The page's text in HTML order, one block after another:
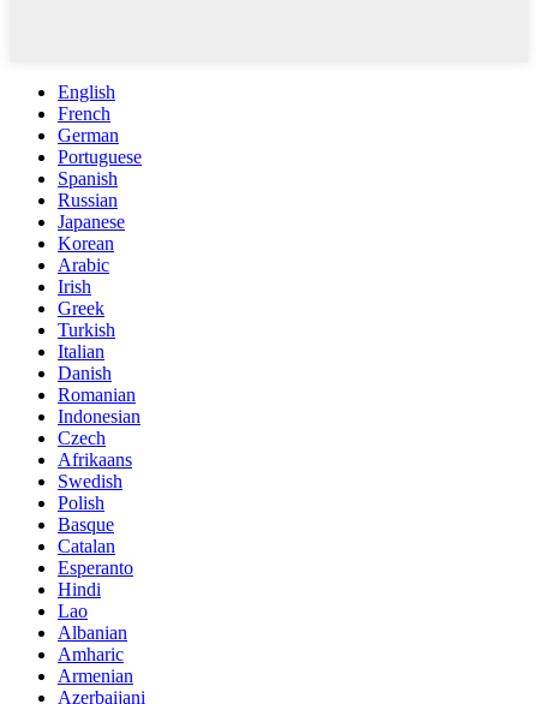
English
French
German
Portuguese
Spanish
Russian
Japanese
Korean
Arabic
Irish
Greek
Turkish
Italian
Danish
Romanian
Indonesian
Czech
Afrikaans
Swedish
Polish
Basque
Catalan
Esperanto
Hindi
Lao
Albanian
Amharic
Armenian
Azerbaijani